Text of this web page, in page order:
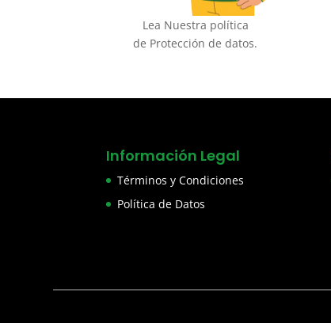
Lea Nuestra política
de Protección de datos.
Información Legal
Términos y Condiciones
Política de Datos